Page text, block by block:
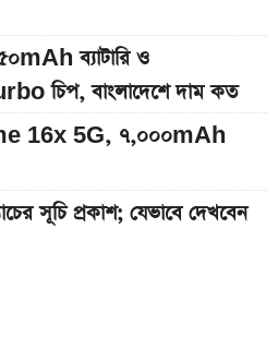
ব্যাটারি ও
চিপ, বাংলাদেশে দাম কত
16x 5G, ৭,০০০mAh
সূচি প্রকাশ; যেভাবে দেখবেন